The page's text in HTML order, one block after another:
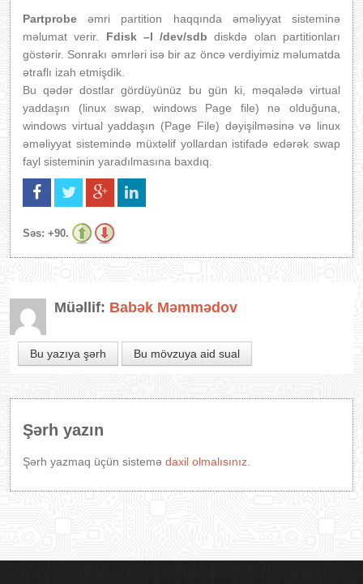
Partprobe əmri partition haqqında əməliyyat sisteminə
məlumat verir. Fdisk –l /dev/sdbdiskdə olan partitionları
göstərir. Sonrakı əmrləri isə bir az öncə verdiyimiz məlumatda
ətraflı izah etmişdik.
Bu qədər dostlar gördüyünüz bu gün ki, məqalədə virtual
yaddaşın (linux swap, windows Page file) nə olduğuna,
windows virtual yaddaşın (Page File) dəyişilməsinə və linux
əməliyyat sistemində müxtəlif yollardan istifadə edərək swap
fayl sisteminin yaradılmasına baxdıq.
Səs: +90.
Müəllif: Babək Məmmədov
Bu yazıya şərh Bu mövzuya aid sual
Şərh yazın
Şərh yazmaq üçün sistemə daxil olmalısınız.